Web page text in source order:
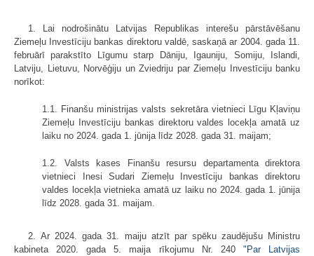
1. Lai nodrošinātu Latvijas Republikas interešu pārstāvēšanu
Ziemeļu Investīciju bankas direktoru valdē, saskaņā ar 2004. gada 11.
februārī parakstīto Līgumu starp Dāniju, Igauniju, Somiju, Islandi,
Latviju, Lietuvu, Norvēģiju un Zviedriju par Ziemeļu Investīciju banku
norīkot:
1.1. Finanšu ministrijas valsts sekretāra vietnieci Līgu Kļaviņu
Ziemeļu Investīciju bankas direktoru valdes locekļa amatā uz
laiku no 2024. gada 1. jūnija līdz 2028. gada 31. maijam;
1.2. Valsts kases Finanšu resursu departamenta direktora
vietnieci Inesi Sudari Ziemeļu Investīciju bankas direktoru
valdes locekļa vietnieka amatā uz laiku no 2024. gada 1. jūnija
līdz 2028. gada 31. maijam.
2. Ar 2024. gada 31. maiju atzīt par spēku zaudējušu Ministru
kabineta 2020. gada 5. maija rīkojumu Nr. 240 "Par Latvijas